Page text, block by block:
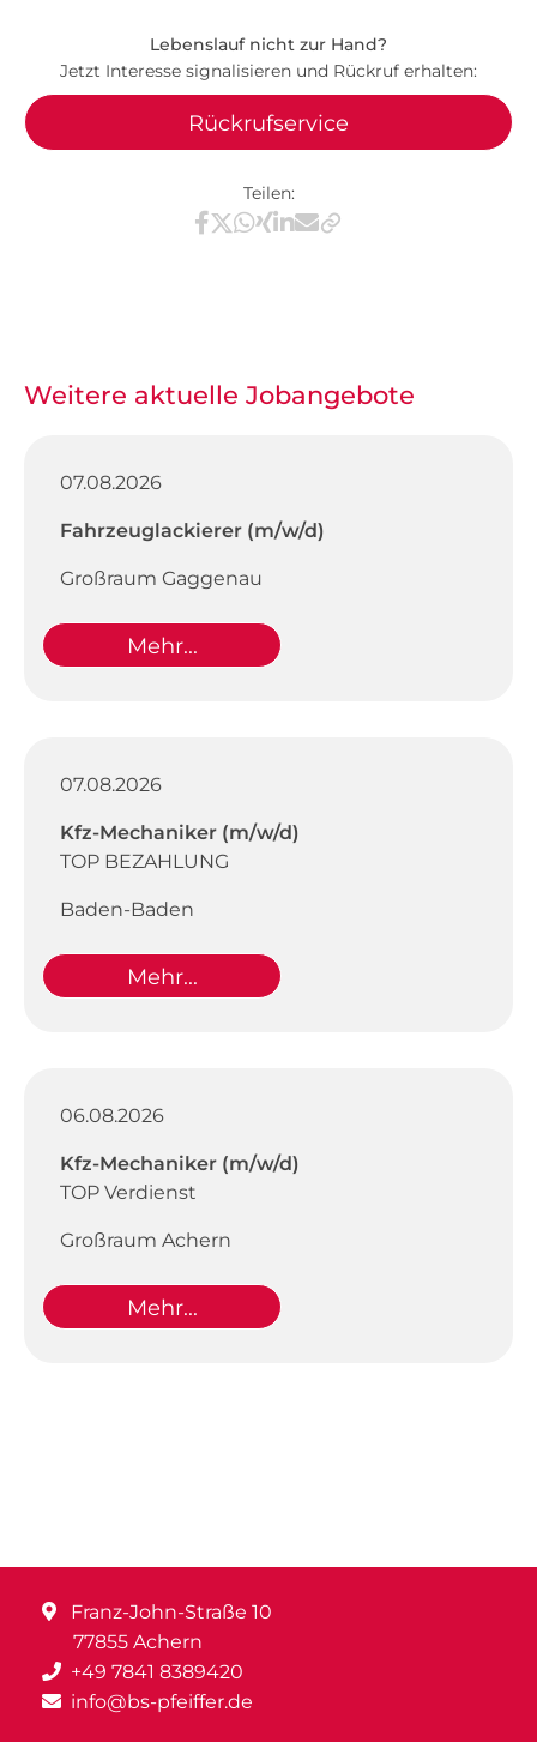
Lebenslauf nicht zur Hand?
Jetzt Interesse signalisieren und Rückruf erhalten:
Rückrufservice
Teilen:
Teilen via Facebook
Teilen via X / Twitter
Teilen via WhatsApp
Teilen via Xing
Teilen via LinkedIn
Teilen via E-Mail
Weitere aktuelle Jobangebote
07.08.2026
Fahrzeuglackierer (m/w/d)
Großraum Gaggenau
Mehr...
07.08.2026
Kfz-Mechaniker (m/w/d)
TOP BEZAHLUNG
Baden-Baden
Mehr...
06.08.2026
Kfz-Mechaniker (m/w/d)
TOP Verdienst
Großraum Achern
Mehr...
Franz-John-Straße 10
77855 Achern
+49 7841 8389420
info@bs-pfeiffer.de